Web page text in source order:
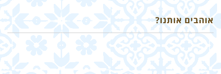
אוהבים אותנו?